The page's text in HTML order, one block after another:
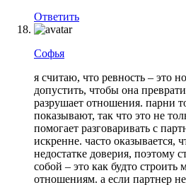
Ответить
Софья
я считаю, что ревность – это
допустить, чтобы она
разрушает отношения. парни
показывают, так что это не
помогает разговаривать с
искренне. часто оказывается,
недостатке доверия, поэтому
собой – это как будто строить
отношениям. а если партнер